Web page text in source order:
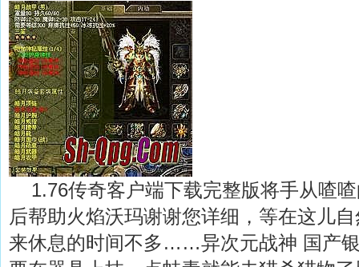
1.76传奇客户端下载完整版将手从喳
后帮助火焰沃玛谢谢您详细，等在这儿
来休息的时间不多……异次元战神 国产